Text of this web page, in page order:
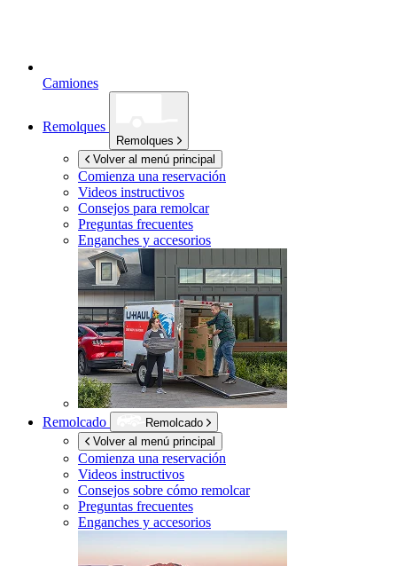
Camiones
Remolques
Remolques
Volver al menú principal
Comienza una reservación
Videos instructivos
Consejos para remolcar
Preguntas frecuentes
Enganches y accesorios
Remolcado
Remolcado
Volver al menú principal
Comienza una reservación
Videos instructivos
Consejos sobre cómo remolcar
Preguntas frecuentes
Enganches y accesorios